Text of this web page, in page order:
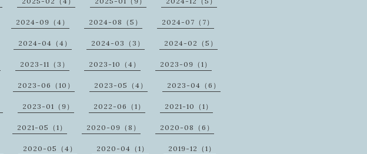
2024-09（4） 2024-08（5） 2024-07（7）
2024-04（4） 2024-03（3） 2024-02（5）
2023-11（3） 2023-10（4） 2023-09（1）
2023-06（10） 2023-05（4） 2023-04（6）
2023-01（9） 2022-06（1） 2021-10（1）
2021-05（1） 2020-09（8） 2020-08（6）
2020-05（4） 2020-04（1） 2019-12（1）